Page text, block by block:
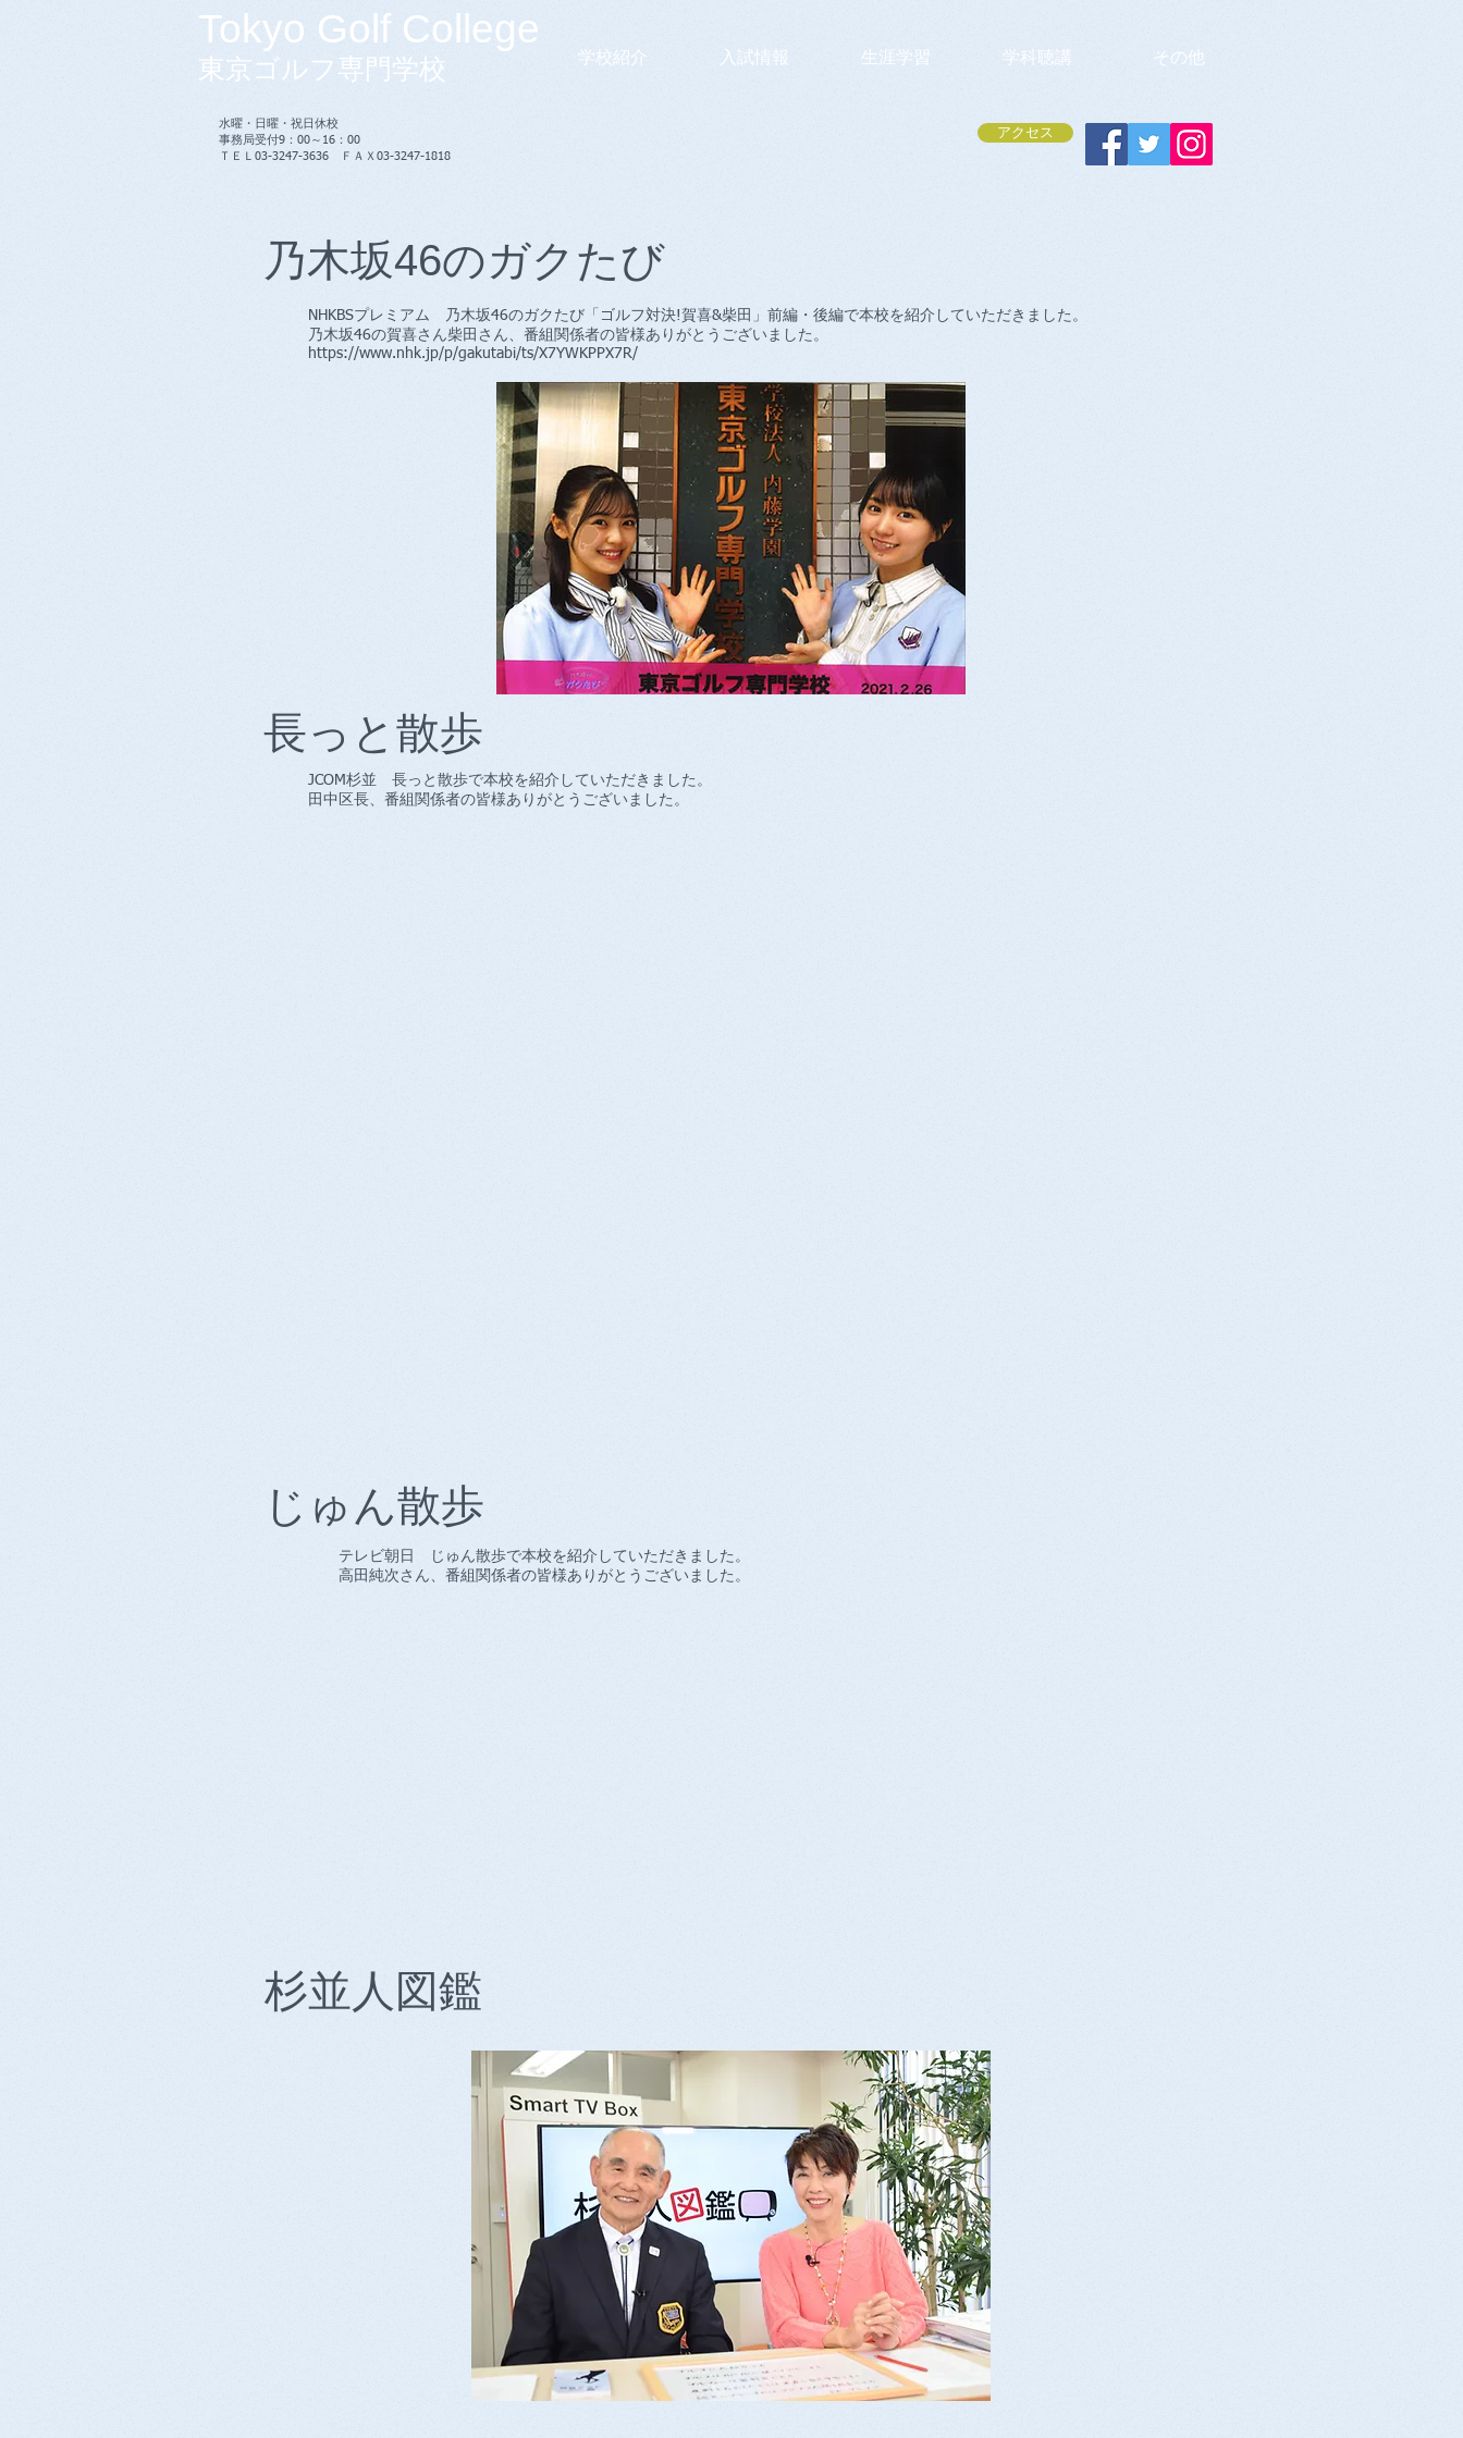
学校紹介 入試情報 生涯学習 学科聴講 その他
Tokyo Golf College
東京ゴルフ専門学校
アクセス
水曜・日曜・祝日休校
事務局受付9：00～16：00
​ＴＥＬ03-3247-3636 ＦＡＸ03-3247-1818
​乃木坂46のガクたび
NHKBSプレミアム 乃木坂46のガクたび「ゴルフ対決!賀喜&柴田」前編・後編で本校を紹介していただきました。
​乃木坂46の賀喜さん柴田さん、番組関係者の皆様ありがとうございました。
https://www.nhk.jp/p/gakutabi/ts/X7YWKPPX7R/
長っと散歩
JCOM杉並 長っと散歩で本校を紹介していただきました。
​田中区長、番組関係者の皆様ありがとうございました。
じゅん散歩
テレビ朝日 じゅん散歩で本校を紹介していただきました。
​高田純次さん、番組関係者の皆様ありがとうございました。
杉並人図鑑